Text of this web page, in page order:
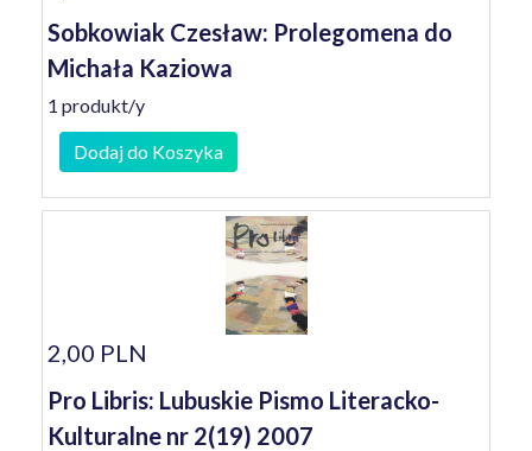
Sobkowiak Czesław: Prolegomena do
Michała Kaziowa
1 produkt/y
Dodaj do Koszyka
2,00 PLN
Pro Libris: Lubuskie Pismo Literacko-
Kulturalne nr 2(19) 2007